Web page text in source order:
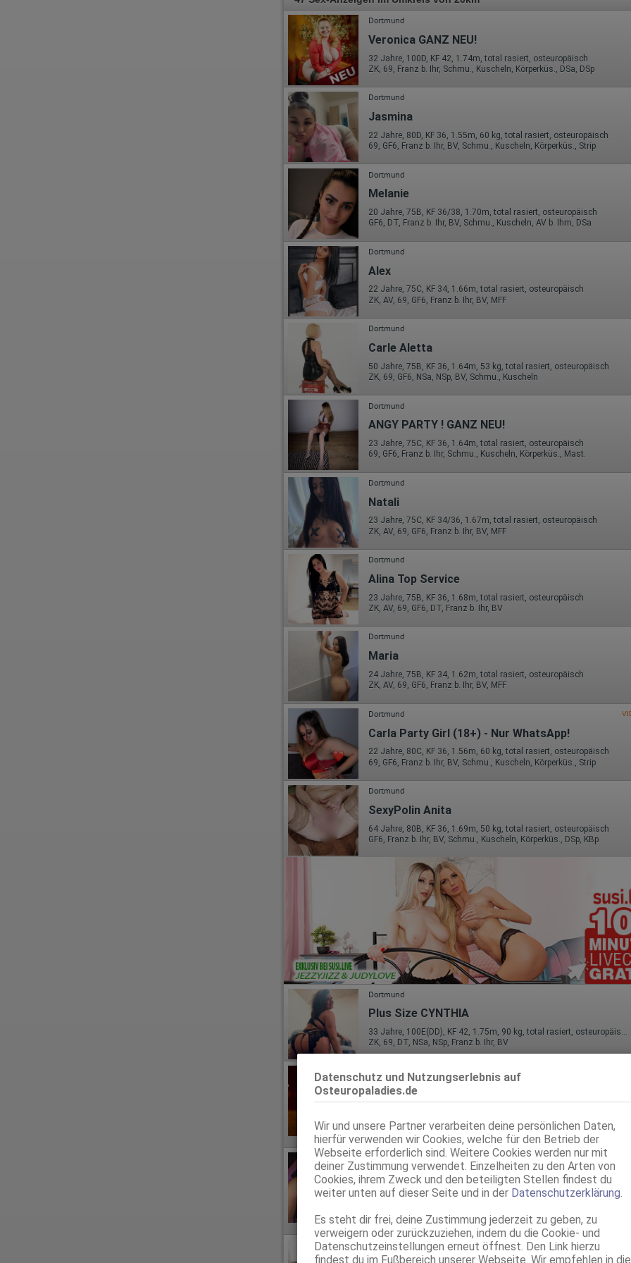
Datenschutz und Nutzungserlebnis auf
Osteuropaladies.de
Wir und unsere Partner verarbeiten deine persönlichen Daten,
hierfür verwenden wir Cookies, welche für den Betrieb der
Webseite erforderlich sind. Weitere Cookies werden nur mit
deiner Zustimmung verwendet. Einzelheiten zu den Arten von
Cookies, ihrem Zweck und den beteiligten Stellen findest du
weiter unten auf dieser Seite und in der Datenschutzerklärung
Es steht dir frei, deine Zustimmung jederzeit zu geben, zu
verweigern oder zurückzuziehen, indem du die Cookie- und
Datenschutzeinstellungen erneut öffnest. Den Link hierzu
findest du im Fußbereich unserer Webseite. Wir empfehlen in die
Dortmund
Veronica GANZ NEU!
32 Jahre, 100D, KF 42, 1.74m, total rasiert, osteuropäisch
ZK, 69, Franz b. Ihr, Schmu., Kuscheln, Körperküs., DSa, DSp
Dortmund
Jasmina
22 Jahre, 80D, KF 36, 1.55m, 60 kg, total rasiert, osteuropäisch
69, GF6, Franz b. Ihr, BV, Schmu., Kuscheln, Körperküs., Strip
Dortmund
Melanie
20 Jahre, 75B, KF 36/38, 1.70m, total rasiert, osteuropäisch
GF6, DT, Franz b. Ihr, BV, Schmu., Kuscheln, AV b. Ihm, DSa
Dortmund
Alex
22 Jahre, 75C, KF 34, 1.66m, total rasiert, osteuropäisch
ZK, AV, 69, GF6, Franz b. Ihr, BV, MFF
Dortmund
Carle Aletta
50 Jahre, 75B, KF 36, 1.64m, 53 kg, total rasiert, osteuropäisch
ZK, 69, GF6, NSa, NSp, BV, Schmu., Kuscheln
Dortmund
ANGY PARTY ! GANZ NEU!
23 Jahre, 75C, KF 36, 1.64m, total rasiert, osteuropäisch
69, GF6, Franz b. Ihr, Schmu., Kuscheln, Körperküs., Mast.
Dortmund
Natali
23 Jahre, 75C, KF 34/36, 1.67m, total rasiert, osteuropäisch
ZK, AV, 69, GF6, Franz b. Ihr, BV, MFF
Dortmund
Alina Top Service
23 Jahre, 75B, KF 36, 1.68m, total rasiert, osteuropäisch
ZK, AV, 69, GF6, DT, Franz b. Ihr, BV
Dortmund
Maria
24 Jahre, 75B, KF 34, 1.62m, total rasiert, osteuropäisch
ZK, AV, 69, GF6, Franz b. Ihr, BV, MFF
Dortmund
Carla Party Girl (18+) - Nur WhatsApp!
22 Jahre, 80C, KF 36, 1.56m, 60 kg, total rasiert, osteuropäisch
69, GF6, Franz b. Ihr, BV, Schmu., Kuscheln, Körperküs., Strip
Dortmund
SexyPolin Anita
64 Jahre, 80B, KF 36, 1.69m, 50 kg, total rasiert, osteuropäisch
GF6, Franz b. Ihr, BV, Schmu., Kuscheln, Körperküs., DSp, KBp
Dortmund
Plus Size CYNTHIA
33 Jahre, 100E(DD), KF 42, 1.75m, 90 kg, total rasiert, osteuropäisch
ZK, 69, DT, NSa, NSp, Franz b. Ihr, BV
Dortmund Körne
1.9km, Hannöversche Str. 18
Alicia
ZK, AV, 69, GF6, NSa, Franz b. Ihr, BV
Dortmund
1.9km, Hannöversche Str. 18
Keline Vicky 150 cm
69, GF6, DT, Franz b. Ihr, BV, Schmu., Kuscheln, Körperküs.
Dortmund
2.1km, Körner Hellweg 81